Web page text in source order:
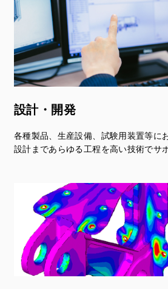
設計・開発
各種製品、生産設備、試験用装置等に
設計まであらゆる工程を高い技術でサ